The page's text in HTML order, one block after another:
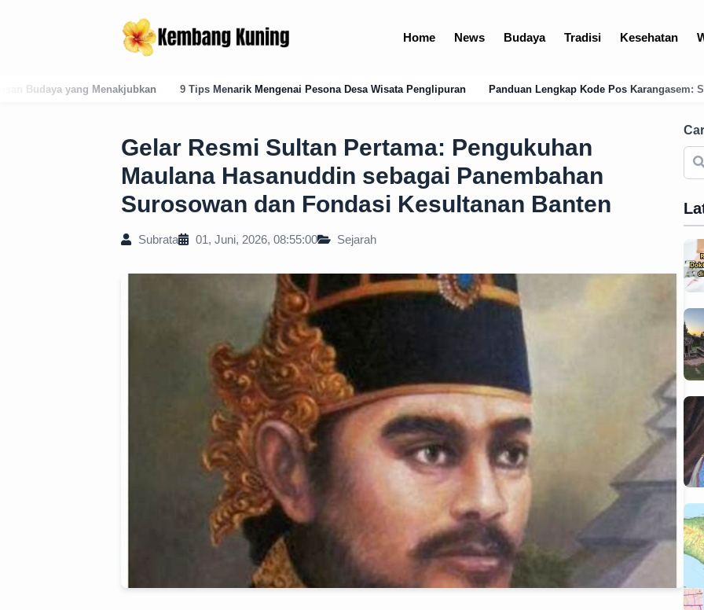
Home News Budaya Tradisi Kesehatan
9 Tips Menarik Mengenai Pesona Desa Wisata Penglipuran Panduan Lengkap Kode Pos Karangasem: Struktur, Kecamatan, dan
Gelar Resmi Sultan Pertama: Pengukuhan
Maulana Hasanuddin sebagai Panembahan
Surosowan dan Fondasi Kesultanan Banten
Subrata 01, Juni, 2026, 08:55:00 Sejarah